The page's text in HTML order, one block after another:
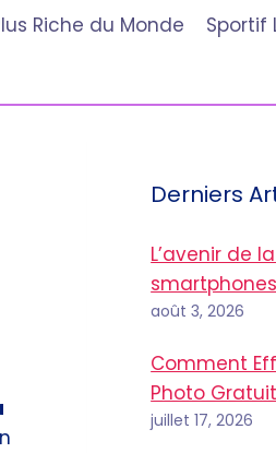
Riche du Monde Sportif
Derniers
L’avenir de
août 3, 2026
Comment
Photo
juillet 17, 2026